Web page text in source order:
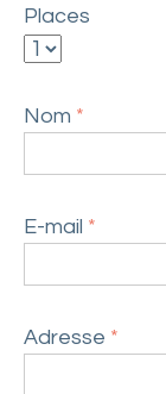
Places
Nom *
E-mail *
Adresse *